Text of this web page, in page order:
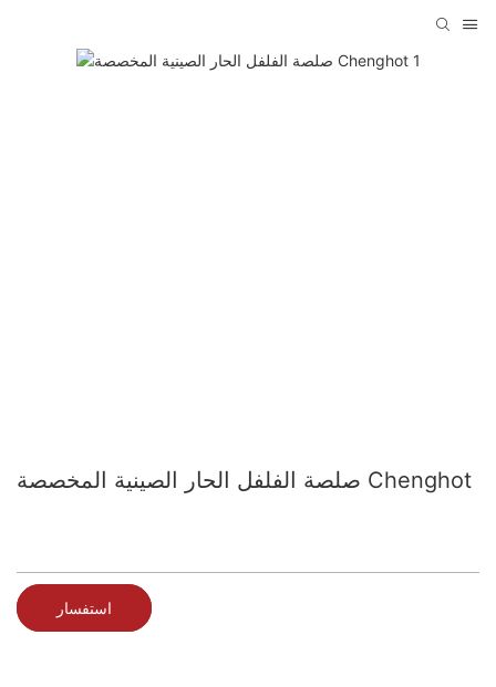
صلصة الفلفل الحار الصينية المخصصة Chenghot
استفسار